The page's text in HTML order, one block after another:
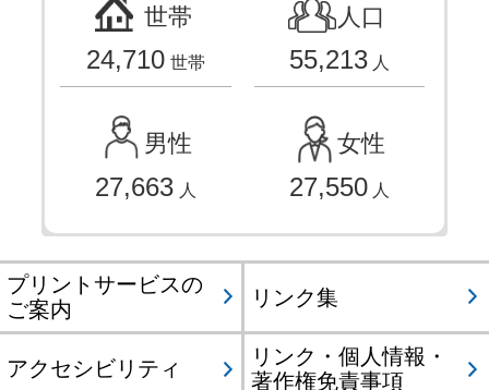
世帯
24,710 世帯
人口
55,213 人
男性
27,663 人
女性
27,550 人
プリントサービスの
ご案内
リンク集
アクセシビリティ
リンク・個人情報・
著作権免責事項